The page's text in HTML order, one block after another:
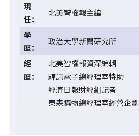
現
任：
北美智權報主編
學
歷：
政治大學新聞研究所
經
歷：
北美智權報資深編輯
驊訊電子總經理室特助
經濟日報財經組記者
東森購物總經理室經營企劃